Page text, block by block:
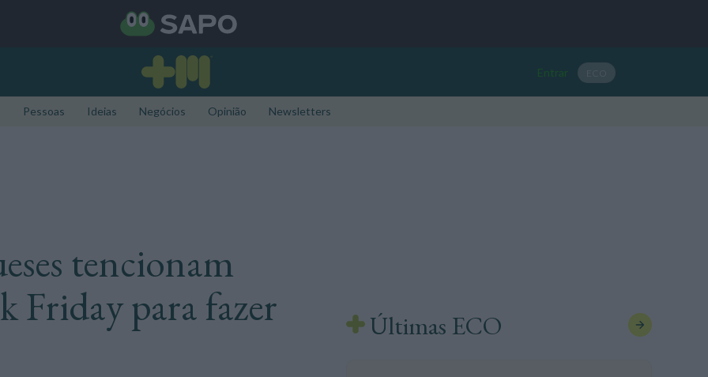
Entrar ECO
Pessoas Ideias Negócios Opinião Newsletters
tencionam
Friday para fazer
Últimas ECO